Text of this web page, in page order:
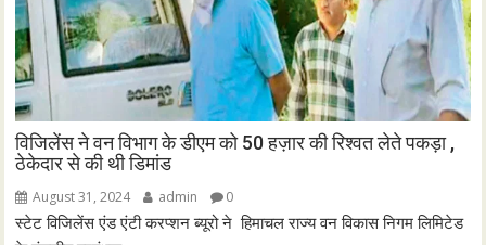
विजिलेंस ने वन विभाग के डीएम को 50 हज़ार की रिश्वत लेते पकड़ा ,
ठेकेदार से की थी डिमांड
August 31, 2024 admin 0
स्टेट विजिलेंस एंड एंटी करप्शन ब्यूरो ने हिमाचल राज्य वन विकास निगम लिमिटेड